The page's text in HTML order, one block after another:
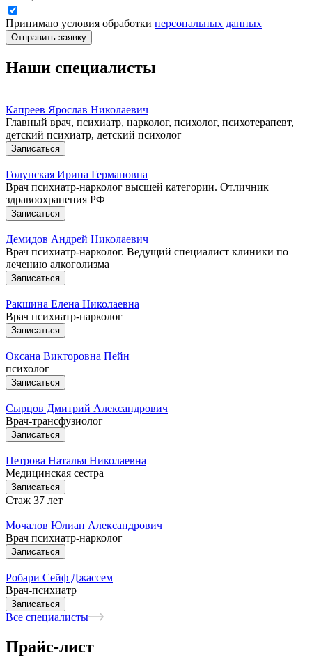
Принимаю условия обработки персональных данных
Отправить заявку
Наши специалисты
Капреев Ярослав Николаевич
Главный врач, психиатр, нарколог, психолог, психотерапевт,
детский психиатр, детский психолог
Записаться
Голунская Ирина Германовна
Врач психиатр-нарколог высшей категории. Отличник
здравоохранения РФ
Записаться
Демидов Андрей Николаевич
Врач психиатр-нарколог. Ведущий специалист клиники по
лечению алкоголизма
Записаться
Ракшина Елена Николаевна
Врач психиатр-нарколог
Записаться
Оксана Викторовна Пейн
психолог
Записаться
Сырцов Дмитрий Александрович
Врач-трансфузиолог
Записаться
Петрова Наталья Николаевна
Медицинская сестра
Записаться
Стаж 37 лет
Мочалов Юлиан Александрович
Врач психиатр-нарколог
Записаться
Робари Сейф Джассем
Врач-психиатр
Записаться
Все специалисты
Прайс-лист